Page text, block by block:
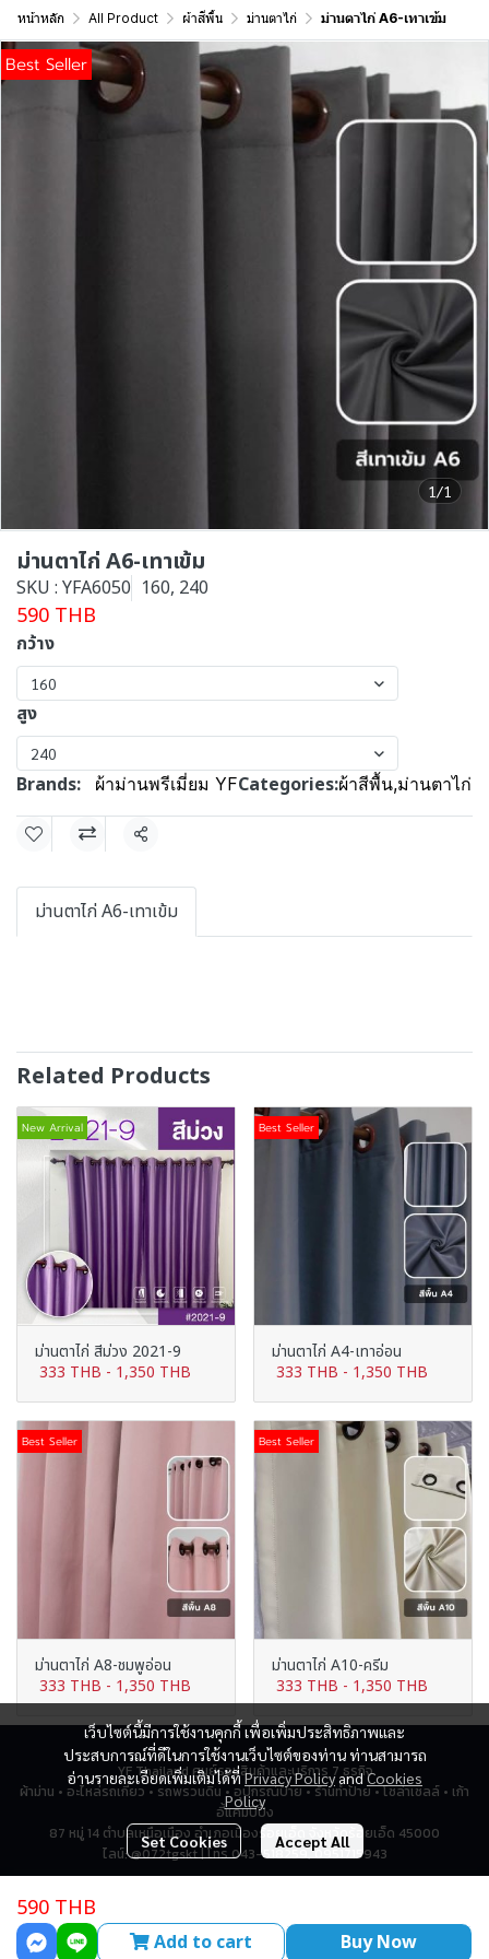
หน้าหลัก All Product ผ้าสีพื้น ม่านตาไก่ ม่านตาไก่ A6-เทาเข้ม
1/1
Best Seller
ม่านตาไก่ A6-เทาเข้ม
SKU : YFA6050 160, 240
590 THB
กว้าง
160
สูง
240
Brands: ผ้าม่านพรีเมี่ยม YFCategories:ผ้าสีพื้น,ม่านตาไก่
Share
ม่านตาไก่ A6-เทาเข้ม
Related Products
New Arrival
ม่านตาไก่ สีม่วง 2021-9
333 THB - 1,350 THB
Best Seller
ม่านตาไก่ A4-เทาอ่อน
333 THB - 1,350 THB
Best Seller
ม่านตาไก่ A8-ชมพูอ่อน
333 THB - 1,350 THB
Best Seller
ม่านตาไก่ A10-ครีม
333 THB - 1,350 THB
590 THB
Add to cart Buy Now
เว็บไซต์นี้มีการใช้งานคุกกี้ เพื่อเพิ่มประสิทธิภาพและ
ประสบการณ์ที่ดีในการใช้งานเว็บไซต์ของท่าน ท่านสามารถ
อ่านรายละเอียดเพิ่มเติมได้ที่Privacy PolicyandCookies
Policy
Set Cookies Accept All
YF Thailand ศูนย์รวมสินค้าและบริการ 7 ธุรกิจ
ผ้าม่าน • อะไหล่รถเกี่ยว • รถพรวนดิน • อุปกรณ์ป้าย • ร้านทำป้าย • โซล่าเซลล์ • เก้า
อี้แคมป์ปิ้ง
87 หมู่ 14 ตำบลเหนือเมือง อำเภอเมืองร้อยเอ็ด จังหวัดร้อยเอ็ด 45000
ไลน์: @072tgskt | โทร 043-518259, 0951715943
Total Visitor2,793,714